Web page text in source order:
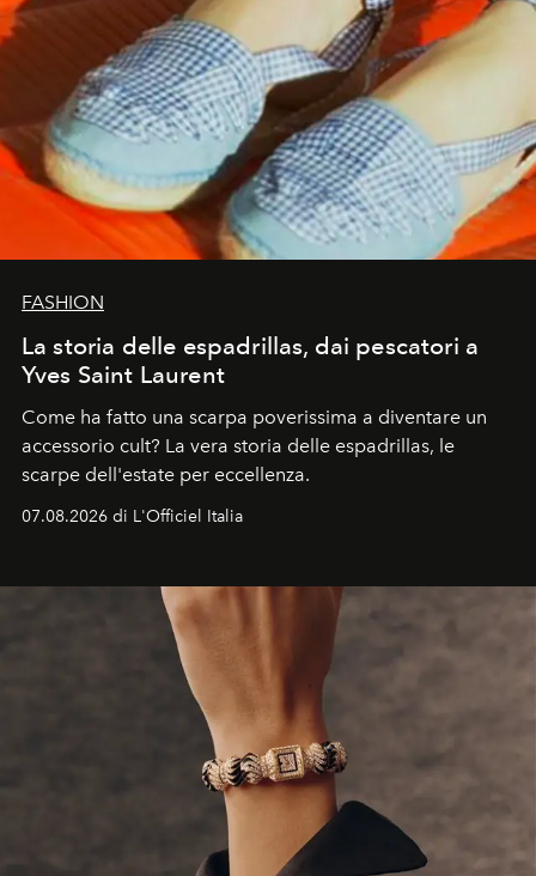
FASHION
La storia delle espadrillas, dai pescatori a
Yves Saint Laurent
Come ha fatto una scarpa poverissima a diventare un
accessorio cult? La vera storia delle espadrillas, le
scarpe dell'estate per eccellenza.
07.08.2026 di L'Officiel Italia